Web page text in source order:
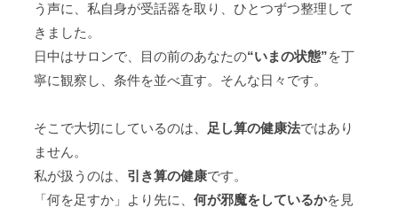
う声に、私自身が受話器を取り、ひとつずつ整理して
きました。
日中はサロンで、目の前のあなたの“いまの状態”を丁
寧に観察し、条件を並べ直す。そんな日々です。
そこで大切にしているのは、 足し算の健康法ではあり
ません。
私が扱うのは、 引き算の健康です。
「何を足すか」より先に、 何が邪魔をしているかを見